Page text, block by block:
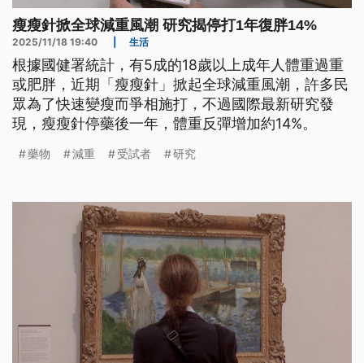
瘦瘦針掀全球減重風潮 研究揭停打1年復胖14%
2025/11/18 19:40 生活
根據國健署統計，有5成的18歲以上成年人體重過重
或肥胖，近期「瘦瘦針」掀起全球減重風潮，許多民
眾為了快速變瘦而爭相施打，不過國際最新研究發
現，瘦瘦針停藥後一年，體重反彈增加約14%。
藥物 減重 受試者 研究